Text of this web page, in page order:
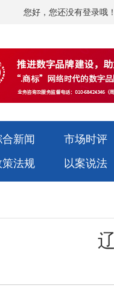
您好，您还没有登录哦！
新闻 市场时评
策法规 以案说法